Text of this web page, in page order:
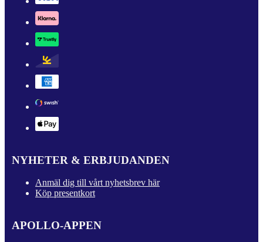
NYHETER & ERBJUDANDEN
Anmäl dig till vårt nyhetsbrev här
Köp presentkort
APOLLO-APPEN